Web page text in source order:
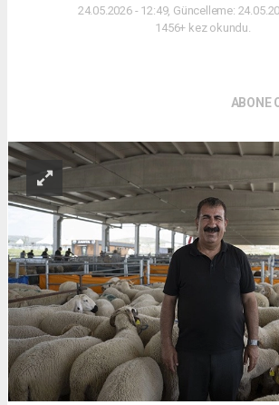
24.05.2026 - 12:49, Güncelleme:
1456+ kez okundu.
ABONE